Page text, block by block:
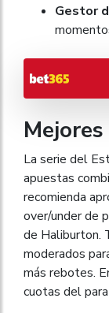
Gestor
La serie del
apuestas
recomienda
over/under de
de Haliburton.
moderados
más rebotes.
cuotas del